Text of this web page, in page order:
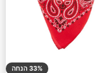
33% הנחה